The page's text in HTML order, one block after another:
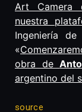
Art Camera
nuestra
Ingeniería
«
obra de
argentino del
source